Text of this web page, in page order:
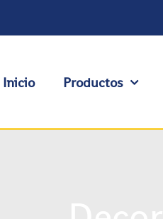
Inicio Productos